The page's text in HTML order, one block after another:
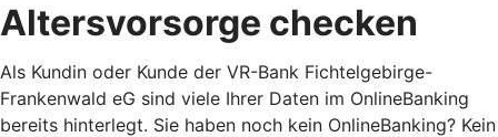
Altersvorsorge checken
Als Kundin oder Kunde der VR-Bank Fichtelgebirge-
Frankenwald eG sind viele Ihrer Daten im OnlineBanking
bereits hinterlegt. Sie haben noch kein OnlineBanking? Kein